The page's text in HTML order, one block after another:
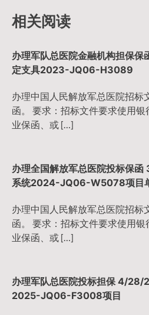
相关阅读
办理军队总医院金融机构担保
定支具2023-JQ06-H3089
办理中国人民解放军总医院招标
函。 要求：招标文件要求使用
业保函、或 […]
办理全国解放军总医院投标保
系统2024-JQ06-W5078项目
办理中国人民解放军总医院招标
函。 要求：招标文件要求使用
业保函、或 […]
办理军队总医院投标担保 4/28/
2025-JQ06-F3008项目